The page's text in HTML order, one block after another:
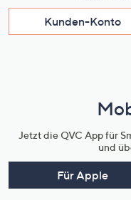
Kunden-Konto
Jetzt die QVC App für
und
Für Apple